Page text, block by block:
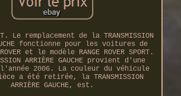
Le remplacement de la TRANSMISSION
fonctionne pour les voitures de
et le modèle RANGE ROVER SPORT.
ARRIÈRE GAUCHE provient d'une
2006. La couleur du véhicule
a été retirée, la TRANSMISSION
ARRIÈRE GAUCHE, est.